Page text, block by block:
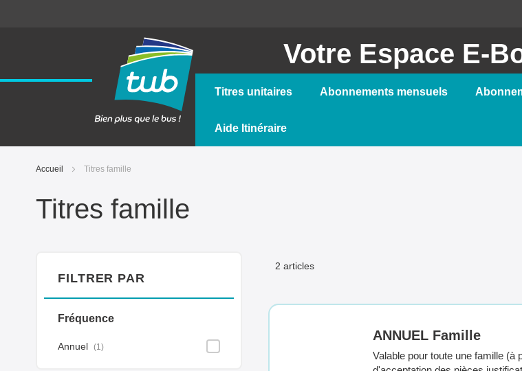
Votre Espace E-
Titres unitaires Abonnements mensuels
Aide Itinéraire
Accueil Titres famille
Titres famille
2 articles
ANNUEL Famille
Valable pour toute une famille
FILTRER PAR
Fréquence
Annuel 1